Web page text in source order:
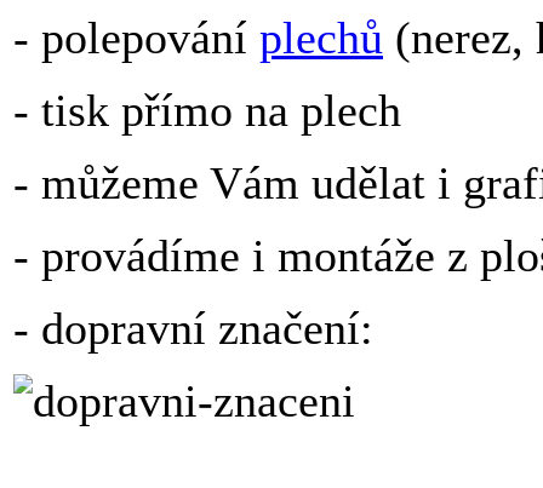
- polepování plechů
- tisk přímo na plech
- můžeme Vám udělat i
- provádíme i montáže z
- dopravní značení: